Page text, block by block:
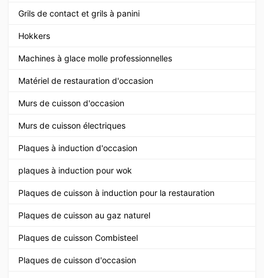
Grils de contact et grils à panini
Hokkers
Machines à glace molle professionnelles
Matériel de restauration d'occasion
Murs de cuisson d'occasion
Murs de cuisson électriques
Plaques à induction d'occasion
plaques à induction pour wok
Plaques de cuisson à induction pour la restauration
Plaques de cuisson au gaz naturel
Plaques de cuisson Combisteel
Plaques de cuisson d'occasion